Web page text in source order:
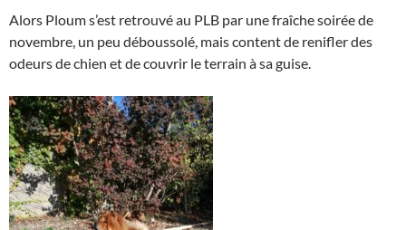
Alors Ploum s’est retrouvé au PLB par une fraîche soirée de
novembre, un peu déboussolé, mais content de renifler des
odeurs de chien et de couvrir le terrain à sa guise.